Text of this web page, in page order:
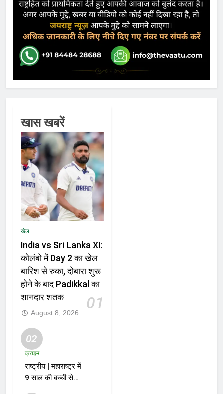
खास खबरें
खेल
India vs Sri Lanka XI:
कोलंबो में Day 2 का खेल
बारिश से रुका, दोबारा शुरू
होने के बाद Padikkal का
शानदार शतक
01
August 8, 2026
02
क्राइम
राष्ट्रीय | महाराष्ट्र में
9 साल की बच्ची से